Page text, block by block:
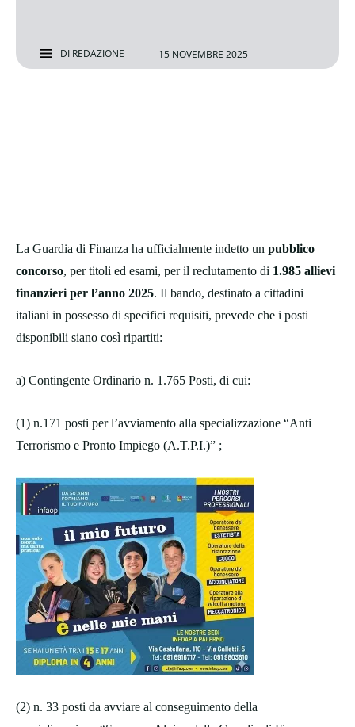
DI REDAZIONE 15 NOVEMBRE 2025
La Guardia di Finanza ha ufficialmente indetto un pubblico
concorso, per titoli ed esami, per il reclutamento di 1.985 allievi
finanzieri per l’anno 2025. Il bando, destinato a cittadini
italiani in possesso di specifici requisiti, prevede che i posti
disponibili siano così ripartiti:
a) Contingente Ordinario n. 1.765 Posti, di cui:
(1) n.171 posti per l’avviamento alla specializzazione “Anti
Terrorismo e Pronto Impiego (A.T.P.I.)” ;
(2) n. 33 posti da avviare al conseguimento della